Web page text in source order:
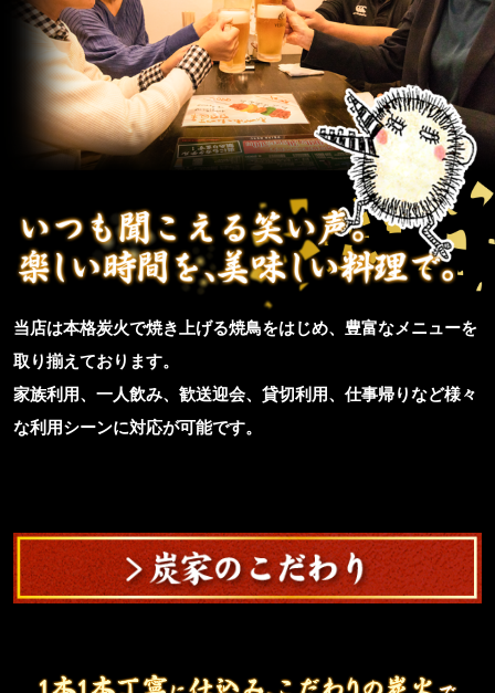
当店は本格炭火で焼き上げる焼鳥をはじめ、豊富なメニューを
取り揃えております。
家族利用、一人飲み、歓送迎会、貸切利用、仕事帰りなど様々
な利用シーンに対応が可能です。